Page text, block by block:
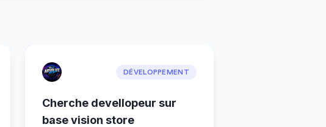
DÉVELOPPEMENT
Cherche devellopeur sur
base vision store